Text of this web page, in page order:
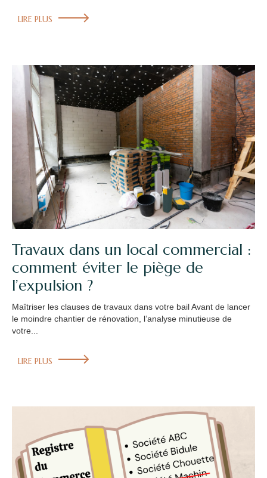
LIRE PLUS
Travaux dans un local commercial :
comment éviter le piège de
l’expulsion ?
Maîtriser les clauses de travaux dans votre bail Avant de lancer
le moindre chantier de rénovation, l’analyse minutieuse de
votre...
LIRE PLUS